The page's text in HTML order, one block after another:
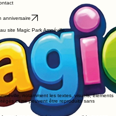
anniversaire
site Magic Park Amnéville.
notamment les textes, visuels, éléments
et ne peuvent être reproduits sans